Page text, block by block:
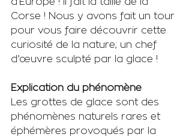
Corse ! Nous y avons fait un tour
pour vous faire découvrir cette
curiosité de la nature; un chef
d’œuvre sculpté par la glace !
Explication du phénomène
Les grottes de glace sont des
phénomènes naturels rares et
éphémères provoqués par la